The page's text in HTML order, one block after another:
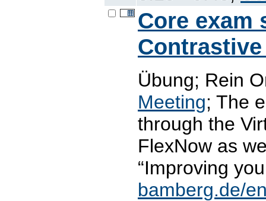
Core
Übung; Rein
Meeting; The
through the
FlexNow as
“Improving
bamberg.de/